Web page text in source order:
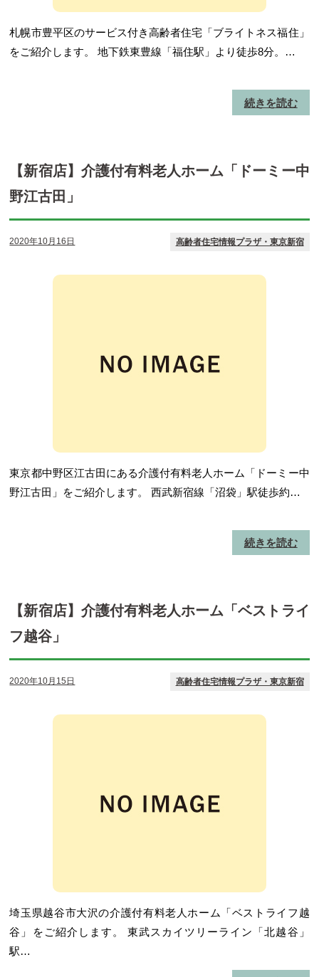
札幌市豊平区のサービス付き高齢者住宅「ブライトネス福住」
をご紹介します。 地下鉄東豊線「福住駅」より徒歩8分。…
続きを読む
【新宿店】介護付有料老人ホーム「ドーミー中
野江古田」
2020年10月16日 高齢者住宅情報プラザ・東京新宿
東京都中野区江古田にある介護付有料老人ホーム「ドーミー中
野江古田」をご紹介します。 西武新宿線「沼袋」駅徒歩約…
続きを読む
【新宿店】介護付有料老人ホーム「ベストライ
フ越谷」
2020年10月15日 高齢者住宅情報プラザ・東京新宿
埼玉県越谷市大沢の介護付有料老人ホーム「ベストライフ越
谷」をご紹介します。 東武スカイツリーライン「北越谷」
駅…